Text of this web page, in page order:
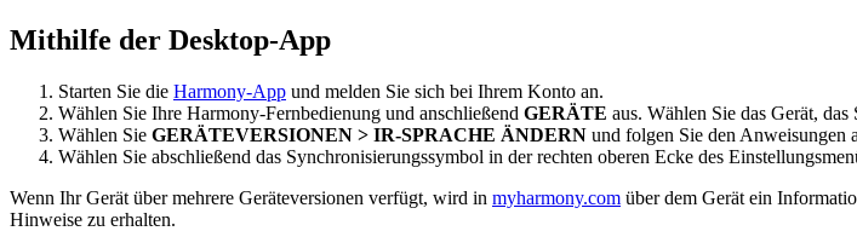
Mithilfe der Desktop-App
Starten Sie die Harmony-App und melden Sie sich bei Ihrem Konto an.
Wählen Sie Ihre Harmony-Fernbedienung und anschließend GERÄTE aus. Wählen Sie das Gerät, das
Wählen Sie GERÄTEVERSIONEN > IR-SPRACHE ÄNDERN und folgen Sie den Anweisungen
Wählen Sie abschließend das Synchronisierungssymbol in der rechten oberen Ecke des
Wenn Ihr Gerät über mehrere Geräteversionen verfügt, wird in myharmony.com über dem Gerät ein
Hinweise zu erhalten.